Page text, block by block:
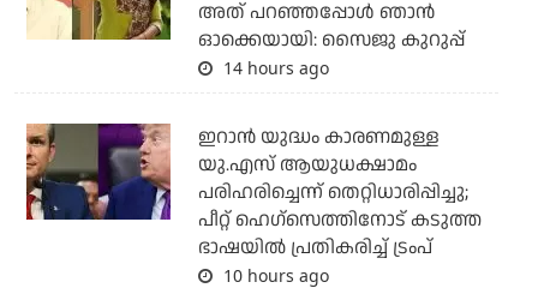
അത് പറഞ്ഞപ്പോള്‍ ഞാന്‍
ഓക്കെയായി: സൈജു കുറുപ്പ്
14 hours ago
ഇറാന്‍ യുദ്ധം കാരണമുള്ള
യു.എസ് ആയുധക്ഷാമം
പരിഹരിച്ചെന്ന് തെറ്റിധാരിപ്പിച്ചു;
പീറ്റ് ഹെഗ്‌സെത്തിനോട് കടുത്ത
ഭാഷയില്‍ പ്രതികരിച്ച് ട്രംപ്
10 hours ago